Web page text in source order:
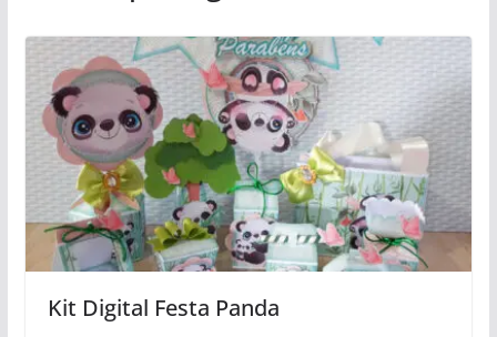
Kit Digital Festa Panda